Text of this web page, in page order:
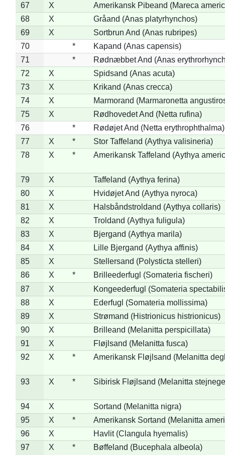
67
X
Amerikansk Pibeand (Mareca
68
X
Gråand (Anas platyrhynchos)
69
X
Sortbrun And (Anas rubripes)
70
*
Kapand (Anas capensis)
71
*
Rødnæbbet And (Anas
72
X
Spidsand (Anas acuta)
73
X
Krikand (Anas crecca)
74
X
Marmorand (Marmaronetta
75
X
Rødhovedet And (Netta rufina)
76
*
Rødøjet And (Netta erythrophthalma)
77
X *
Stor Taffeland (Aythya valisineria)
78
X * Amerikansk Taffeland (Aythya
79 X
Taffeland (Aythya ferina)
80
X
Hvidøjet And (Aythya nyroca)
81
X
Halsbåndstroldand (Aythya collaris)
82
X
Troldand (Aythya fuligula)
83
X
Bjergand (Aythya marila)
84
X
Lille Bjergand (Aythya affinis)
85
X
Stellersand (Polysticta stelleri)
86
X *
Brilleederfugl (Somateria fischeri)
87
X
Kongeederfugl (Somateria
88
X
Ederfugl (Somateria mollissima)
89
X
Strømand (Histrionicus histrionicus)
90
X
Brilleand (Melanitta perspicillata)
91
X
Fløjlsand (Melanitta fusca)
92
X * Amerikansk Fløjlsand (Melanitta
93 X * Sibirisk Fløjlsand (Melanitta
94 X
Sortand (Melanitta nigra)
95
X *
Amerikansk Sortand (Melanitta
96
X
Havlit (Clangula hyemalis)
97
X * Bøffeland (Bucephala albeola)